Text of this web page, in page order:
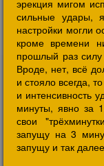
эрекция мигом
сильные удары,
настройки могли
кроме времени
прошлый раз
Вроде, нет, всё
и стояло всегда,
и интенсивность
минуты, явно за
свои
запущу на 3
запущу и так